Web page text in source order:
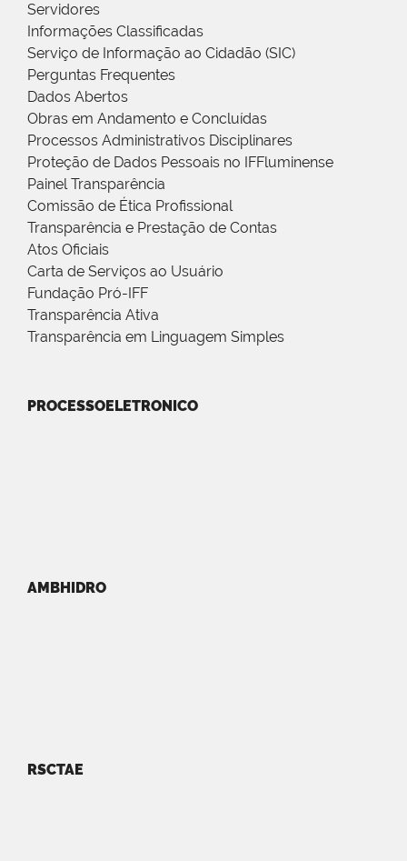
Servidores
Informações Classificadas
Serviço de Informação ao Cidadão (SIC)
Perguntas Frequentes
Dados Abertos
Obras em Andamento e Concluídas
Processos Administrativos Disciplinares
Proteção de Dados Pessoais no IFFluminense
Painel Transparência
Comissão de Ética Profissional
Transparência e Prestação de Contas
Atos Oficiais
Carta de Serviços ao Usuário
Fundação Pró-IFF
Transparência Ativa
Transparência em Linguagem Simples
PROCESSOELETRONICO
AMBHIDRO
RSCTAE